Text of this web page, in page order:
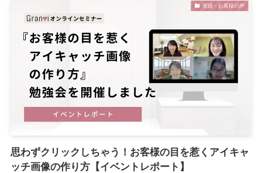
実績・お客様の声
思わずクリックしちゃう！お客様の目を惹くアイキャ
ッチ画像の作り方【イベントレポート】